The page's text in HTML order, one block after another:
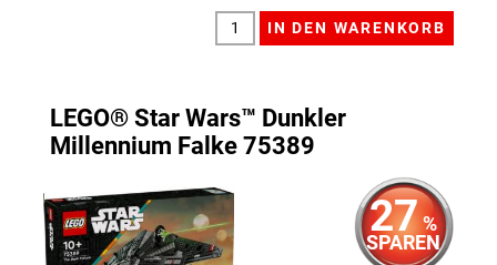
LEGO® Star Wars™ Dunkler
Millennium Falke 75389
27 %
SPAREN